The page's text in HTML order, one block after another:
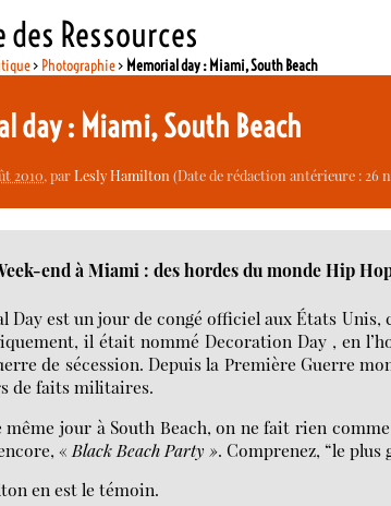
des Ressources
> Photographie> Memorial day : Miami, South Beach
day : Miami, South Beach
2010, parLesly Hamilton (Date de rédaction antérieure : 26
end à Miami : des hordes du monde Hip
Day est un jour de congé officiel aux États
il était nommé Decoration Day , en
de sécession. Depuis la Première Guerre
de faits militaires.
même jour à South Beach, on ne fait rien
« Black Beach Party ». Comprenez, “le
en est le témoin.